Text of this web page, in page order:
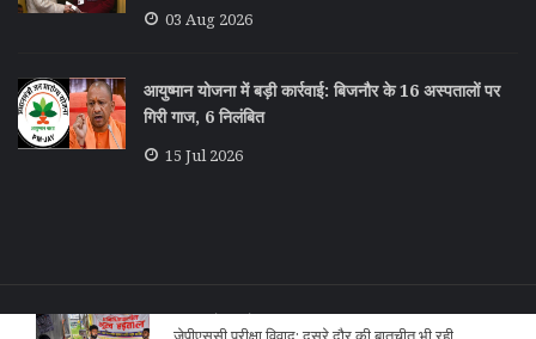
03 Aug 2026
आयुष्मान योजना में बड़ी कार्रवाई: बिजनौर के 16 अस्पतालों पर
गिरी गाज, 6 निलंबित
15 Jul 2026
COPYRIGHT © 2021 लोक लोकपाल ALL RIGHTS RESERVED.